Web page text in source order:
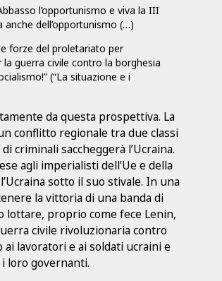
l’opportunismo e viva la III
dell’opportunismo (…)
forze del proletariato per
guerra civile contro la borghesia
(“La situazione e i
da questa prospettiva. La
conflitto regionale tra due classi
criminali saccheggerà l’Ucraina.
agli imperialisti dell’Ue e della
sotto il suo stivale. In una
la vittoria di una banda di
lottare, proprio come fece Lenin,
civile rivoluzionaria contro
lavoratori e ai soldati ucraini e
loro governanti.